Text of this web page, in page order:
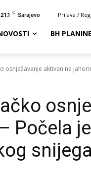
21.1 C Sarajevo Prijava /
BH PLANINE
osnježavanje aktivan na
Počela je
snijega